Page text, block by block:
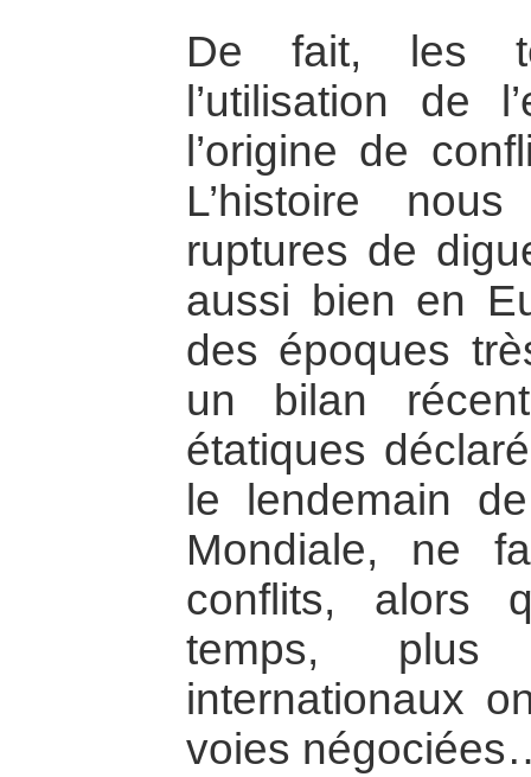
De fait, les
l’utilisation de
l’origine de
L’histoire
ruptures de
aussi bien en
des époques
un bilan
étatiques
le lendemain
Mondiale, ne
conflits, alors
temps,
internationaux
voies